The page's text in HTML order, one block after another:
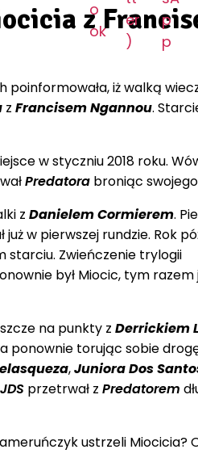
z
poinformowała, iż walką
z Francisem Ngannou.
w styczniu 2018 roku.
Predatora broniąc swojego
z Danielem Cormierem.
w pierwszej rundzie. Rok
starciu. Zwieńczenie trylogii
był Miocic, tym razem
na punkty z Derrickiem
ponownie torując sobie
,Juniora Dos
JDS przetrwał z Predatorem
ustrzeli Miocicia?